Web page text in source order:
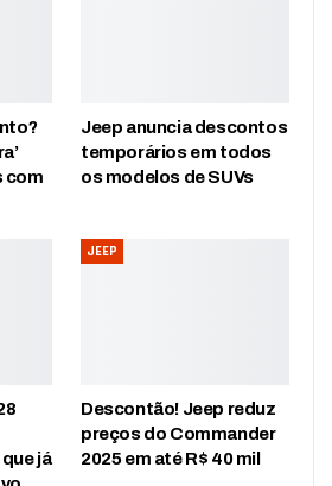
com
Jeep anuncia descontos
temporários em todos
os modelos de SUVs
já
JEEP
Descontão! Jeep reduz
preços do Commander
2025 em até R$ 40 mil